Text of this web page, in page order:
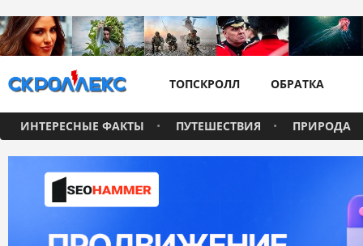
ТОПСКРОЛЛ ОБРАТКА
ИНТЕРЕСНЫЕ ФАКТЫ ПУТЕШЕСТВИЯ ПРИРОДА